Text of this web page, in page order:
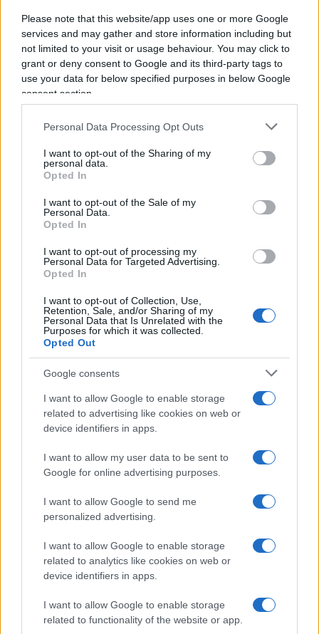
Please note that this website/app uses one or more Google
services and may gather and store information including but
not limited to your visit or usage behaviour. You may click to
grant or deny consent to Google and its third-party tags to
use your data for below specified purposes in below Google
consent section.
Personal Data Processing Opt Outs
I want to opt-out of the Sharing of my
personal data.
Opted In
I want to opt-out of the Sale of my
Personal Data.
Opted In
I want to opt-out of processing my
Personal Data for Targeted Advertising.
Opted In
I want to opt-out of Collection, Use,
Retention, Sale, and/or Sharing of my
Personal Data that Is Unrelated with the
Purposes for which it was collected.
Opted Out
Google consents
I want to allow Google to enable storage
related to advertising like cookies on web or
device identifiers in apps.
I want to allow my user data to be sent to
Google for online advertising purposes.
I want to allow Google to send me
personalized advertising.
I want to allow Google to enable storage
related to analytics like cookies on web or
device identifiers in apps.
I want to allow Google to enable storage
related to functionality of the website or app.
Leggi anche:
Così muoiono i cristiani: nell’indifferenza,
Chi ha coraggio e chi no sullo sterminio dei
cristiani in Nigeria
in una lunga scia di sangue che ha colpito la
popolazione cristiana. Nel mondo sono oltre
milioni i cristiani perseguitati
a causa della loro
fede e del loro credo.
Solo un anno fa, nel Darfur,il sacerdote Luka
Jomo era rimasto ucciso da un proiettile
vagantedurante i combattimenti che
assediavano la città di El Fasher.Nel caso di
Kauda, però, l’elemento che emerge con maggiore
forza è il legame tra l’assassinio e l’attività
umanitaria della parrocchia. Quei medicinali non
erano una semplice scorta sanitaria:
popolazione sempre più isolata dai
combattimentie dalla mancanza di servizi
essenziali.
Nicolaporro.it è anche su Whatsapp. È
sufficientecliccare quiper iscriversi al canale ed
essere sempre aggiornati (gratis).